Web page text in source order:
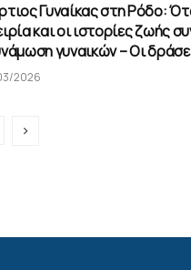
Γυναίκας στη Ρόδο:
και οι ιστορίες ζωής
γυναικών – Οι
2026